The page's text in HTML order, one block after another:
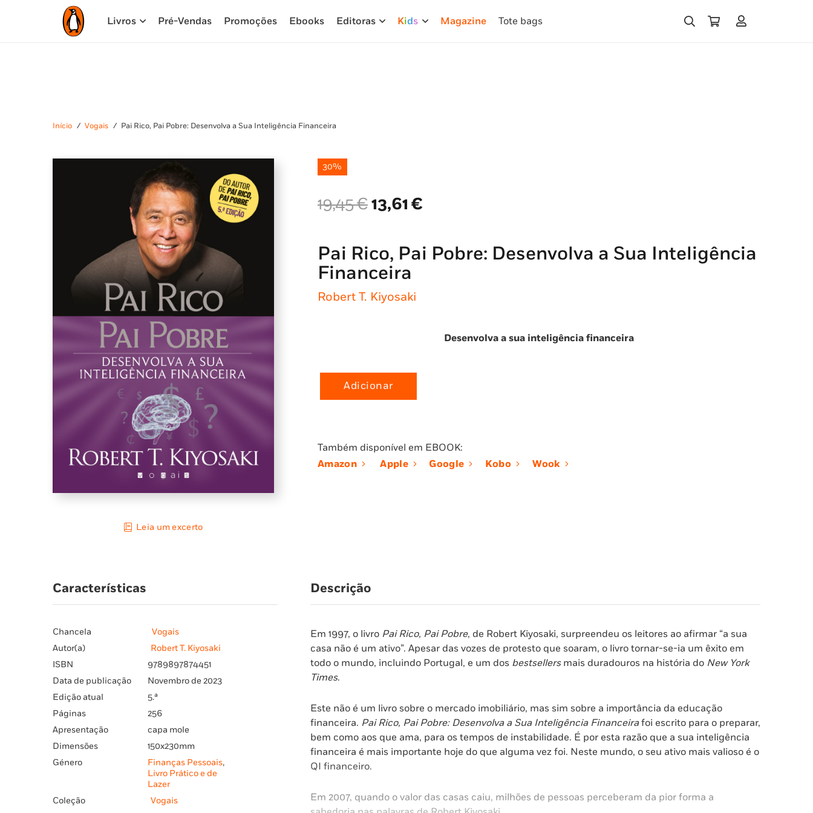
Livros Pré-Vendas Promoções Ebooks Editoras Kids Magazine Tote bags
Início / Vogais / Pai Rico, Pai Pobre: Desenvolva a Sua Inteligência Financeira
Leia um excerto
30%
19,45€O
preço
era:
19,45 €.
13,61 €
é:
13,61 €.
Pai Rico, Pai Pobre: Desenvolva a Sua Inteligência
Financeira
Robert T. Kiyosaki
Desenvolva a sua inteligência financeira
Quantidade
Pai
Pobre:
Adicionar
Também disponível em EBOOK:
Amazon
Apple Google Kobo Wook
Características
Chancela
Vogais
Autor(a)
Robert T. Kiyosaki
ISBN
9789897874451
Data de publicação
Novembro de 2023
Edição atual
5.ª
Páginas
256
Apresentação
capa mole
Dimensões
150x230mm
Género
Finanças Pessoais,
Livro Prático e de
Lazer
Coleção
Vogais
Descrição
Em 1997, o livro Pai Rico, Pai Pobre, de Robert Kiyosaki, surpreendeu os leitores ao afirmar “a sua
casa não é um ativo”. Apesar das vozes de protesto que soaram, o livro tornar-se-ia um êxito em
todo o mundo, incluindo Portugal, e um dos bestsellersmais duradouros na história do New York
Times.
Este não é um livro sobre o mercado imobiliário, mas sim sobre a importância da educação
financeira. Pai Rico, Pai Pobre: Desenvolva a Sua Inteligência Financeirafoi escrito para o preparar,
bem como aos que ama, para os tempos de instabilidade. É por esta razão que a sua inteligência
financeira é mais importante hoje do que alguma vez foi. Neste mundo, o seu ativo mais valioso é o
QI financeiro.
Em 2007, quando o valor das casas caiu, milhões de pessoas perceberam da pior forma a